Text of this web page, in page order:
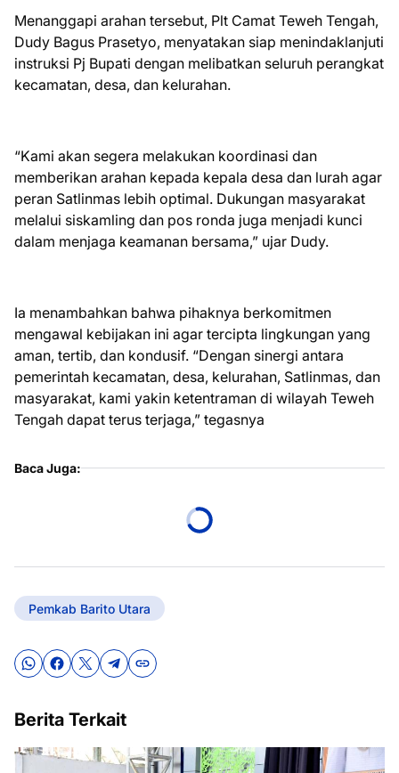
Menanggapi arahan tersebut, Plt Camat Teweh Tengah,
Dudy Bagus Prasetyo, menyatakan siap menindaklanjuti
instruksi Pj Bupati dengan melibatkan seluruh perangkat
kecamatan, desa, dan kelurahan.
“Kami akan segera melakukan koordinasi dan
memberikan arahan kepada kepala desa dan lurah agar
peran Satlinmas lebih optimal. Dukungan masyarakat
melalui siskamling dan pos ronda juga menjadi kunci
dalam menjaga keamanan bersama,” ujar Dudy.
Ia menambahkan bahwa pihaknya berkomitmen
mengawal kebijakan ini agar tercipta lingkungan yang
aman, tertib, dan kondusif. “Dengan sinergi antara
pemerintah kecamatan, desa, kelurahan, Satlinmas, dan
masyarakat, kami yakin ketentraman di wilayah Teweh
Tengah dapat terus terjaga,” tegasnya
Baca Juga:
Pemkab Barito Utara
Berita Terkait